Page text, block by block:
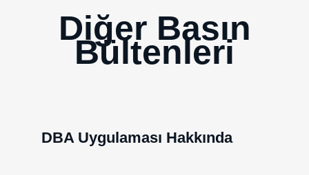
Diğer Basın
Bültenleri
DBA Uygulaması Hakkında